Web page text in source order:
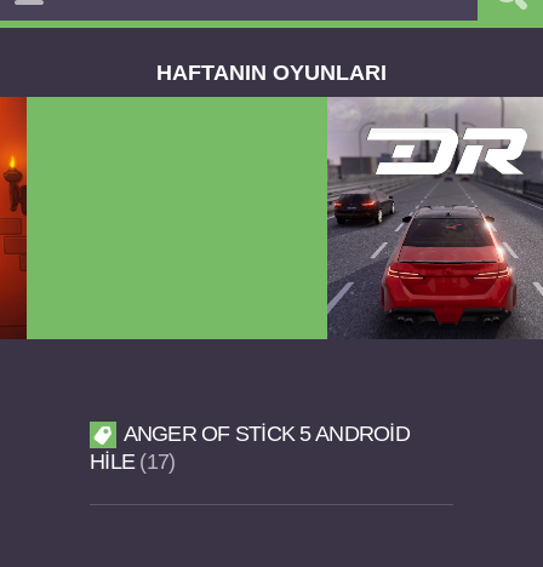
HAFTANIN OYUNLARI
ANGER OF STICK 5 ANDROID
HILE 17